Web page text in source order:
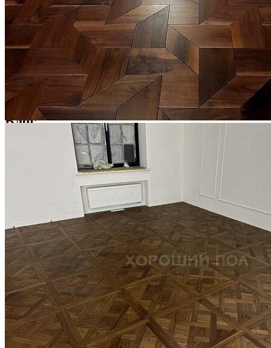
Услуги по реставрации паркета
1 500 ₽
Блог
Интересные статьи о паркете Coswick
ВИДЕО-ИНСТРУКЦИЯ: Реставрация царапин. Полы,
покрытые маслом и твердым воском. Системы для локального
ремонта и восстановления
Читать полностью
02.02.2026
ПОЛЫ, ПОКРЫТЫЕ МАСЛОМ. РЕСТАВРАЦИЯ
НЕБОЛЬШИХ ПОТЕРТОСТЕЙ
Читать полностью
12.01.2026
РЕСТАВРАЦИЯ НЕБОЛЬШИХ ВМЯТИН НА ПАРКЕТЕ.
ПОЛЫ, ПОКРЫТЫЕ МАСЛОМ И ТВЕРДЫМ ВОСКОМ